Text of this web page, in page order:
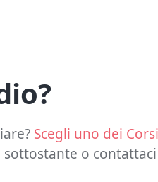
Scegli uno dei
o